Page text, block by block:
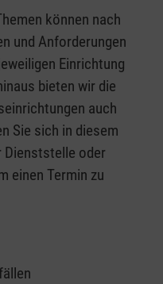
können nach
und Anforderungen
Einrichtung
bieten wir die
auch
Sie sich in diesem
Dienststelle oder
einen Termin zu